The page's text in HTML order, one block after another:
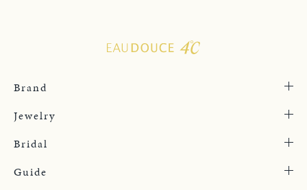
Brand
Jewelry
Bridal
Guide